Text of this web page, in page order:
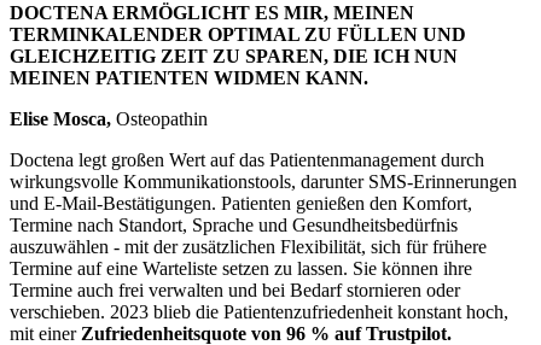
DOCTENA ERMÖGLICHT ES MIR, MEINEN
TERMINKALENDER OPTIMAL ZU FÜLLEN UND
GLEICHZEITIG ZEIT ZU SPAREN, DIE ICH NUN
MEINEN PATIENTEN WIDMEN KANN.
Elise Mosca, Osteopathin
Doctena legt großen Wert auf das Patientenmanagement durch
wirkungsvolle Kommunikationstools, darunter SMS-Erinnerungen
und E-Mail-Bestätigungen. Patienten genießen den Komfort,
Termine nach Standort, Sprache und Gesundheitsbedürfnis
auszuwählen - mit der zusätzlichen Flexibilität, sich für frühere
Termine auf eine Warteliste setzen zu lassen. Sie können ihre
Termine auch frei verwalten und bei Bedarf stornieren oder
verschieben. 2023 blieb die Patientenzufriedenheit konstant hoch,
mit einer Zufriedenheitsquote von 96 % auf Trustpilot.